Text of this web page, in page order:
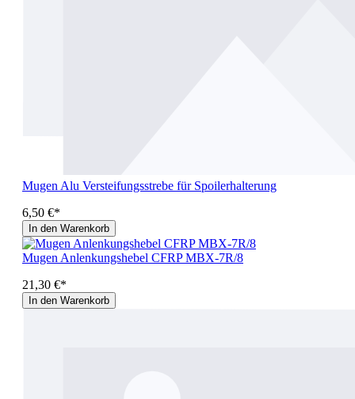
Mugen Alu Versteifungsstrebe für Spoilerhalterung
6,50 €*
In den Warenkorb
Mugen Anlenkungshebel CFRP MBX-7R/8
21,30 €*
In den Warenkorb